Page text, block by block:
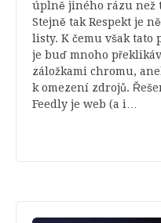
úplně jiného rázu než
Stejně tak Respekt je
listy. K čemu však
je buď mnoho
záložkami chromu,
k omezení zdrojů.
Feedly je web (a i…